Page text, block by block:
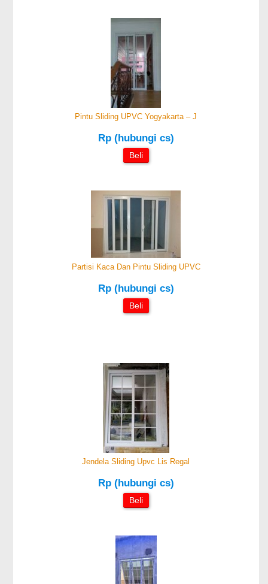
Pintu Sliding UPVC Yogyakarta – J
Rp (hubungi cs)
Beli
Partisi Kaca Dan Pintu Sliding UPVC
Rp (hubungi cs)
Beli
Jendela Sliding Upvc Lis Regal
Rp (hubungi cs)
Beli